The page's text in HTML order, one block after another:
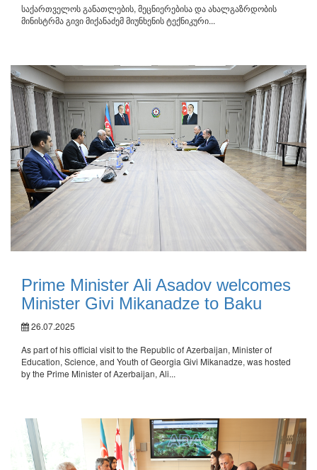
საქართველოს განათლების, მეცნიერებისა და ახალგაზრდობის
მინისტრმა გივი მიქანაძემ მიუნხენის ტექნიკური...
Prime Minister Ali Asadov welcomes
Minister Givi Mikanadze to Baku
26.07.2025
As part of his official visit to the Republic of Azerbaijan, Minister of
Education, Science, and Youth of Georgia Givi Mikanadze, was hosted
by the Prime Minister of Azerbaijan, Ali...